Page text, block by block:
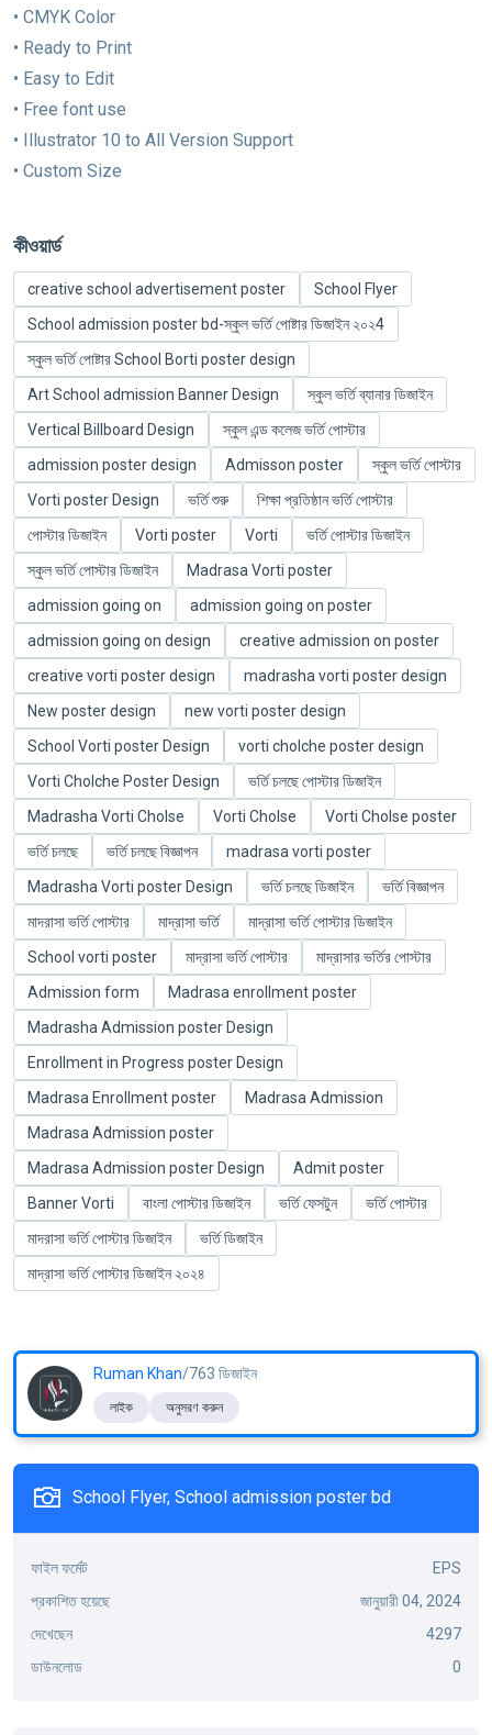
• CMYK Color
• Ready to Print
• Easy to Edit
• Free font use
• Illustrator 10 to All Version Support
• Custom Size
কীওয়ার্ড
creative school advertisement poster
School Flyer
School admission poster bd-স্কুল ভর্তি পোষ্টার ডিজাইন ২০২4
স্কুল ভর্তি পোষ্টার School Borti poster design
Art School admission Banner Design
স্কুল ভর্তি ব্যানার ডিজাইন
Vertical Billboard Design
স্কুল এন্ড কলেজ ভর্তি পোস্টার
admission poster design
Admisson poster
স্কুল ভর্তি পোস্টার
Vorti poster Design
ভর্তি শুরু
শিক্ষা প্রতিষ্ঠান ভর্তি পোস্টার
পোস্টার ডিজাইন
Vorti poster Vorti
ভর্তি পোস্টার ডিজাইন
স্কুল ভর্তি পোস্টার ডিজাইন
Madrasa Vorti poster
admission going on
admission going on poster
admission going on design
creative admission on poster
creative vorti poster design
madrasha vorti poster design
New poster design
new vorti poster design
School Vorti poster Design
vorti cholche poster design
Vorti Cholche Poster Design
ভর্তি চলছে পোস্টার ডিজাইন
Madrasha Vorti Cholse
Vorti Cholse
Vorti Cholse poster
ভর্তি চলছে
ভর্তি চলছে বিজ্ঞাপন
madrasa vorti poster
Madrasha Vorti poster Design
ভর্তি চলছে ডিজাইন
ভর্তি বিজ্ঞাপন
মাদরাসা ভর্তি পোস্টার
মাদ্রাসা ভর্তি
মাদ্রাসা ভর্তি পোস্টার ডিজাইন
School vorti poster
মাদ্রাসা ভর্তি পোস্টার
মাদ্রাসার ভর্তির পোস্টার
Admission form
Madrasa enrollment poster
Madrasha Admission poster Design
Enrollment in Progress poster Design
Madrasa Enrollment poster
Madrasa Admission
Madrasa Admission poster
Madrasa Admission poster Design
Admit poster
Banner Vorti
বাংলা পোস্টার ডিজাইন ভর্তি ফেসটুন
ভর্তি পোস্টার
মাদরাসা ভর্তি পোস্টার ডিজাইন
ভর্তি ডিজাইন
মাদ্রাসা ভর্তি পোস্টার ডিজাইন ২০২৪
Ruman Khan/763 ডিজাইন
লাইক অনুসরণ করুন
School Flyer, School admission poster bd
ফাইল ফর্মেট
EPS
প্রকাশিত হয়েছে
জানুয়ারী 04, 2024
দেখেছেন
4297
ডাউনলোড
0